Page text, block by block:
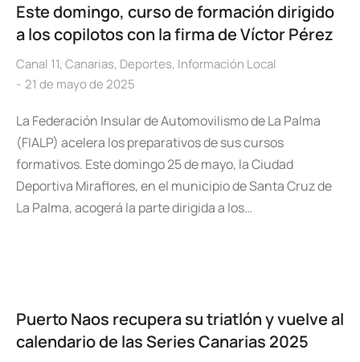
Este domingo, curso de formación dirigido
a los copilotos con la firma de Víctor Pérez
Canal 11, Canarias, Deportes, Información Local
21 de mayo de 2025
La Federación Insular de Automovilismo de La Palma
(FIALP) acelera los preparativos de sus cursos
formativos. Este domingo 25 de mayo, la Ciudad
Deportiva Miraflores, en el municipio de Santa Cruz de
La Palma, acogerá la parte dirigida a los…
Puerto Naos recupera su triatlón y vuelve al
calendario de las Series Canarias 2025